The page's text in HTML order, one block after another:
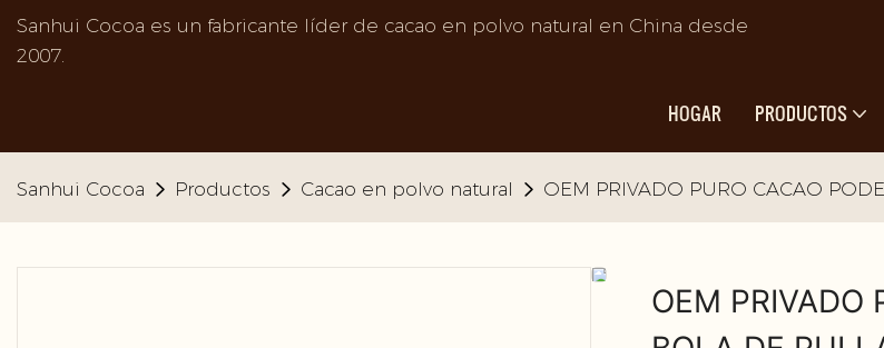
Sanhui Cocoa es un fabricante líder de cacao en polvo natural en China desde
2007.
HOGAR PRODUCTOS
Sanhui Cocoa Productos Cacao en polvo natural OEM PRIVADO PURO CACAO
OEM PRIVADO